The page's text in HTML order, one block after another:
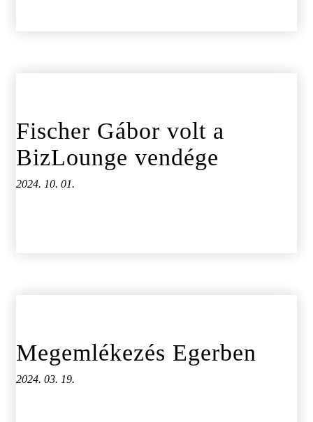
Fischer Gábor volt a
BizLounge vendége
2024. 10. 01.
Megemlékezés Egerben
2024. 03. 19.